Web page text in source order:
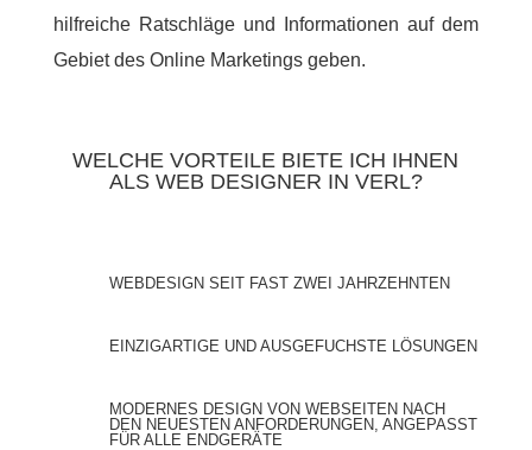
hilfreiche Ratschläge und Informationen auf dem
Gebiet des Online Marketings geben.
WELCHE VORTEILE BIETE ICH IHNEN
ALS WEB DESIGNER IN VERL?
WEBDESIGN SEIT FAST ZWEI JAHRZEHNTEN
EINZIGARTIGE UND AUSGEFUCHSTE LÖSUNGEN
MODERNES DESIGN VON WEBSEITEN NACH
DEN NEUESTEN ANFORDERUNGEN, ANGEPASST
FÜR ALLE ENDGERÄTE